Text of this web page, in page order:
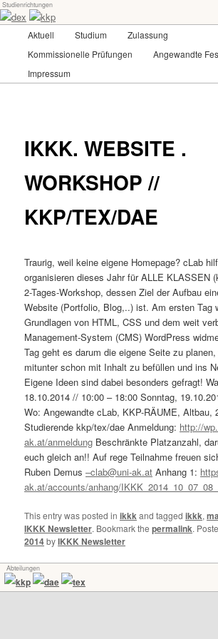
Skip
to
primary
contentdex-kkp
Universität für angewandte Kunst Wien
Studienrichtungen
Aktuell Studium
Zulassung
Kommissionelle Prüfungen
Angewandte
Impressum
IKKK. WEBSITE .
WORKSHOP //
KKP/TEX/DAE
Traurig, weil keine eigene Homepage? cLab
organisieren dieses Jahr für ALLE KLASSEN
2-Tages-Workshop, dessen Ziel der Aufbau
Website (Portfolio, Blog,..) ist. Am ersten Tag
Grundlagen von HTML, CSS und dem weit
Management-System (CMS) WordPress
Tag geht es darum die eigene Seite zu
mitunter schon mit Inhalt zu befüllen und ins
Eigene Ideen sind dabei besonders gefragt!
18.10.2014 // 10:00 – 18:00 Sonntag,
Wo: Angewandte cLab, KKP-RÄUME, Altbau,
Studierende kkp/tex/dae Anmeldung: http://
ak.at/anmeldung Beschränkte Platzanzahl,
euch gleich an!! Auf rege Teilnahme freuen
Ruben Demus–clab@uni-ak.at Anhang 1:
ak.at/accounts/anhang/
This entry was posted inikkkand taggedikkk,
IKKK Newsletter. Bookmark thepermalink.
2014byIKKK Newsletter
Abteilungen